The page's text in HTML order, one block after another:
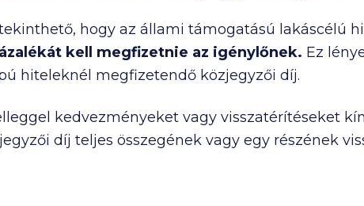
hogy az állami támogatású lakáscélú
kell megfizetnie az igénylőnek. Ez
hiteleknél megfizetendő közjegyzői díj.
kedvezményeket vagy visszatérítéseket
díj teljes összegének vagy egy részének